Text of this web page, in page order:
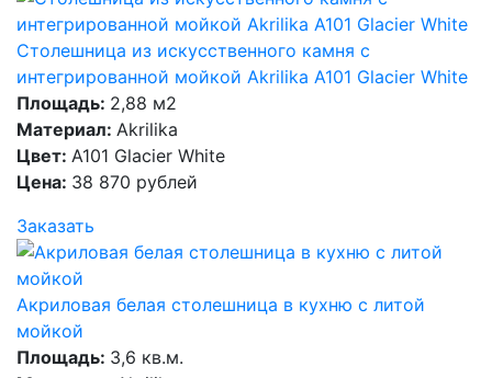
Столешница из искусственного камня с
интегрированной мойкой Akrilika A101 Glacier White
Площадь: 2,88 м2
Материал: Akrilika
Цвет: A101 Glacier White
Цена: 38 870 рублей
Заказать
Акриловая белая столешница в кухню с литой
мойкой
Площадь: 3,6 кв.м.